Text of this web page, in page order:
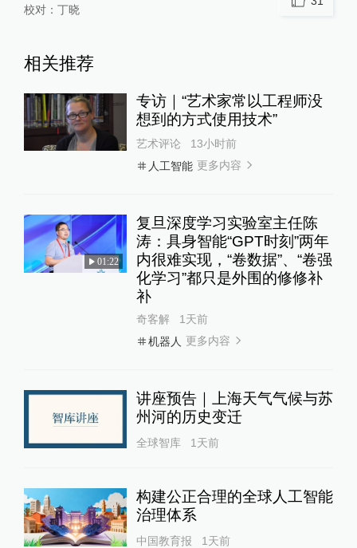
校对： 丁晓
相关推荐
专访｜“艺术家常以工程师没
想到的方式使用技术”
艺术评论
13小时前
人工智能 更多内容
01:22
复旦深度学习实验室主任陈
涛：具身智能“GPT时刻”两年
内很难实现，“卷数据”、“卷强
化学习”都只是外围的修修补
补
奇客解
1天前
机器人 更多内容
讲座预告｜上海天气气候与苏
州河的历史变迁
全球智库 1天前
构建公正合理的全球人工智能
治理体系
中国教育报 1天前